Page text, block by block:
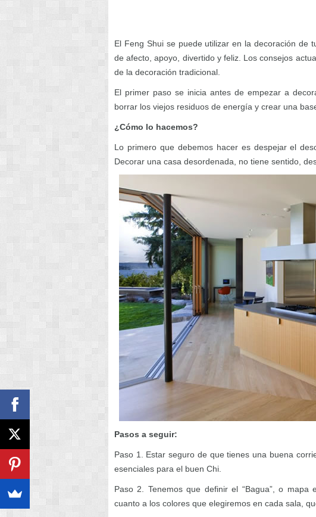
El Feng Shui se puede utilizar en la decoración de
de afecto, apoyo, divertido y feliz. Los consejos
de la decoración tradicional.
El primer paso se inicia antes de empezar a
borrar los viejos residuos de energía y crear una
¿Cómo lo hacemos?
Lo primero que debemos hacer es despejar el
Decorar una casa desordenada, no tiene sentido,
Pasos a seguir:
Paso 1. Estar seguro de que tienes una buena
esenciales para el buen Chi.
Paso 2. Tenemos que definir el “Bagua”, o
cuanto a los colores que elegiremos en cada sala,